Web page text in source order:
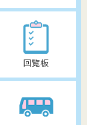
回覧板